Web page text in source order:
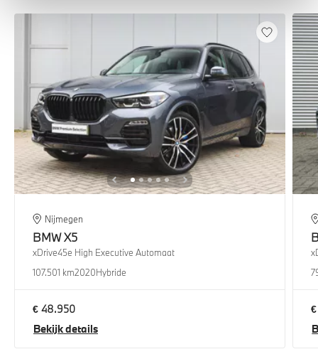
Nijmegen
BMWX5
xDrive45e High Executive Automaat
107.501 km2020Hybride
€ 48.950
Bekijk details